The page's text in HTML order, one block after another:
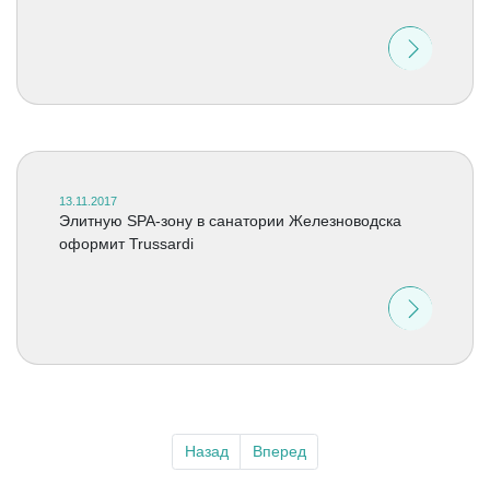
13.11.2017
Элитную SPA-зону в санатории Железноводска
оформит Trussardi
Назад Вперед